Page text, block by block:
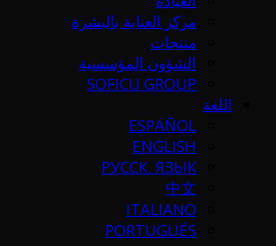
مركز العناية بالبشرة
منتجات
الشؤون المؤسسية
SOFICU GROUP
اللغة
ESPAÑOL
ENGLISH
РУССК. ЯЗЫК
中文
ITALIANO
PORTUGUÉS